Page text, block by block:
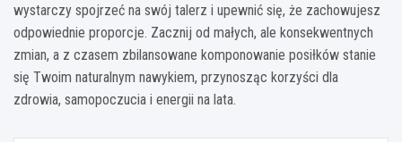
wystarczy spojrzeć na swój talerz i upewnić się, że zachowujesz
odpowiednie proporcje. Zacznij od małych, ale konsekwentnych
zmian, a z czasem zbilansowane komponowanie posiłków stanie
się Twoim naturalnym nawykiem, przynosząc korzyści dla
zdrowia, samopoczucia i energii na lata.